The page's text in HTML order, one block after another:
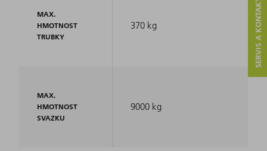
MAX.
HMOTNOST
TRUBKY
MAX.
HMOTNOST
SVAZKU
370 kg
9000 kg
SERVIS A KONTAKT